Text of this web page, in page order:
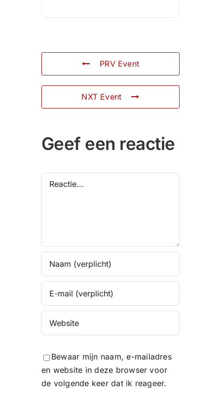
PRV Event
NXT Event
Geef een reactie
Reactie
Bewaar mijn naam, e-mailadres
en website in deze browser voor
de volgende keer dat ik reageer.